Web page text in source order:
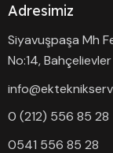
Adresimiz
Siyavuşpaşa Mh
No:14,
0 (212) 556 85 28
0541 556 85 28